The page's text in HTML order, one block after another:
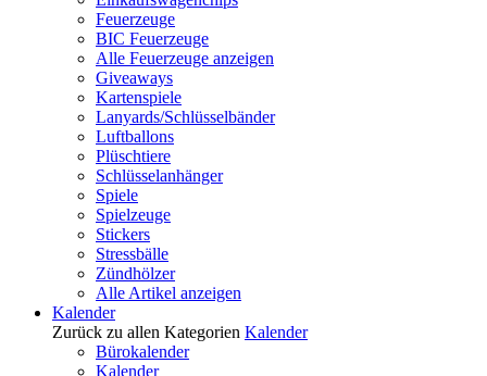
Feuerzeuge
BIC Feuerzeuge
Alle Feuerzeuge anzeigen
Giveaways
Kartenspiele
Lanyards/Schlüsselbänder
Luftballons
Plüschtiere
Schlüsselanhänger
Spiele
Spielzeuge
Stickers
Stressbälle
Zündhölzer
Alle Artikel anzeigen
Kalender
Zurück zu allen Kategorien Kalender
Bürokalender
Kalender